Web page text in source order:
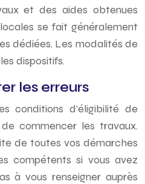
et des aides obtenues
se fait généralement
dédiées. Les modalités de
dispositifs.
les erreurs
conditions d’éligibilité de
commencer les travaux.
de toutes vos démarches
compétents si vous avez
à vous renseigner auprès